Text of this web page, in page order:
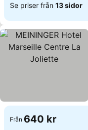
Se priser från 13 sidor
Från 640 kr